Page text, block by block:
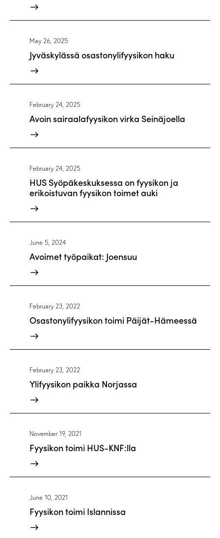
May 26, 2025
Jyväskylässä osastonylifyysikon haku
February 24, 2025
Avoin sairaalafyysikon virka Seinäjoella
February 24, 2025
HUS Syöpäkeskuksessa on fyysikon ja
erikoistuvan fyysikon toimet auki
June 5, 2024
Avoimet työpaikat: Joensuu
February 23, 2022
Osastonylifyysikon toimi Päijät-Hämeessä
February 23, 2022
Ylifyysikon paikka Norjassa
November 19, 2021
Fyysikon toimi HUS-KNF:lla
June 10, 2021
Fyysikon toimi Islannissa